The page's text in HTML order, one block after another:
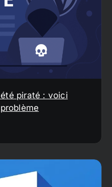
piraté : voici